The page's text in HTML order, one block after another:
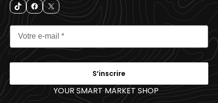
S’inscrire
YOUR SMART MARKET SHOP _